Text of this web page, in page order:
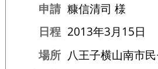
申請 糠信清司 様
日程 2013年3月15日
場所 八王子横山南市